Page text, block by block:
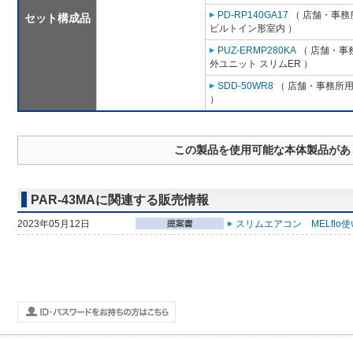
セット構成品
PD-RP140GA17 （ 店舗・事
ビルトイン形室内 ）
PUZ-ERMP280KA （ 店舗・
外ユニット スリムER ）
SDD-50WR8 （ 店舗・事務所
）
この製品を使用可能な本体製品が
PAR-43MAに関連する販売情報
2023年05月12日 スリムエアコン MELflo使